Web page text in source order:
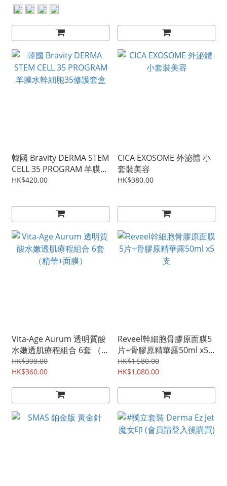
韓國 Bravity DERMA STEM
CELL 35 PROGRAM 羊膜水
幹細胞35修護套盒
HK$420.00
CICA EXOSOME 外泌體 小
套裝美容
HK$380.00
Vita-Age Aurum 透明質酸
水嫩透肌療程組合 6套 （精
華+面膜）
HK$398.00
HK$360.00
Reveel幹細胞骨膠原面膜5
片+骨膠原精華露50ml x5
支
HK$1,580.00
HK$1,080.00